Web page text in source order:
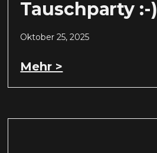
Tauschparty :-)
Oktober 25, 2025
Mehr >